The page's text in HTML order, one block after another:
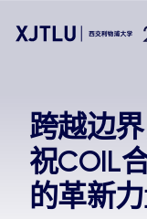
招生
科研
跨越边
祝COIL
的革新